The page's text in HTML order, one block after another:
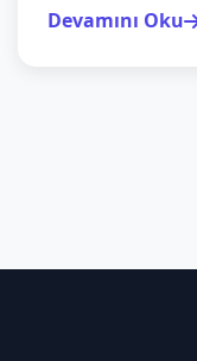
Devamını Oku